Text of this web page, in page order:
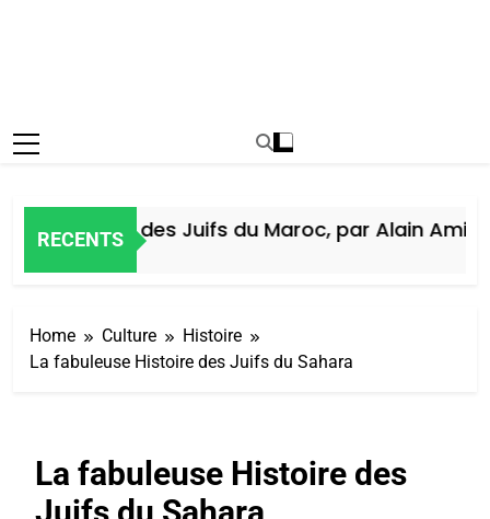
RECENTS
Histoire des Juifs du Maroc, par Alain Amiel
Home Culture
Histoire
La fabuleuse Histoire des Juifs du Sahara
La fabuleuse Histoire des